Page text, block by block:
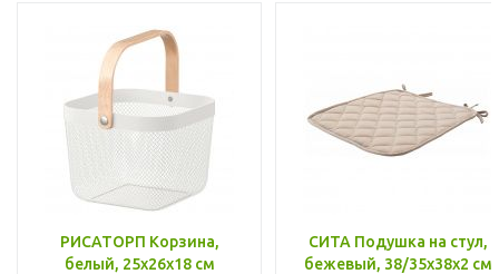
РИСАТОРП Корзина,
белый, 25x26x18 см
СИТА Подушка на стул,
бежевый, 38/35x38x2 см